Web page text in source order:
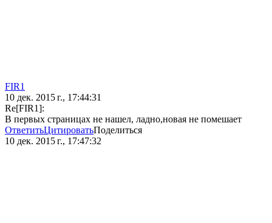
FIR1
10 дек. 2015 г., 17:44:31
Re[FIR1]:
В первых страницах не нашел, ладно,новая не помешает
ОтветитьЦитироватьПоделиться
10 дек. 2015 г., 17:47:32